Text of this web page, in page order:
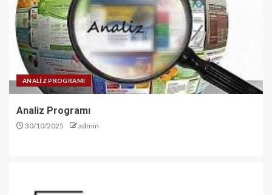
ANALİZ PROGRAMI
Analiz Programı
30/10/2025 admin